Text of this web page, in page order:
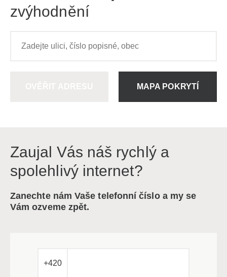
zvýhodnění
MAPA POKRYTÍ
Zaujal Vás náš rychlý a
spolehlivý internet?
Zanechte nám Vaše telefonní číslo a my se
Vám ozveme zpět.
+420